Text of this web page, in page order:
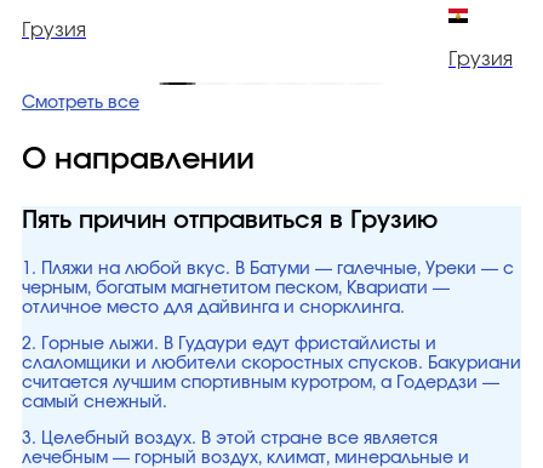
Грузия
Грузия
Смотреть все
О направлении
Пять причин отправиться в Грузию
1. Пляжи на любой вкус. В Батуми — галечные, Уреки — с
черным, богатым магнетитом песком, Квариати —
отличное место для дайвинга и снорклинга.
2. Горные лыжи. В Гудаури едут фристайлисты и
слаломщики и любители скоростных спусков. Бакуриани
считается лучшим спортивным куротром, а Годердзи —
самый снежный.
3. Целебный воздух. В этой стране все является
лечебным — горный воздух, климат, минеральные и